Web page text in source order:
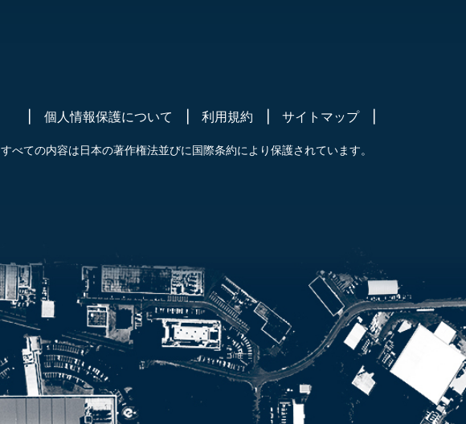
個人情報保護について 利用規約 サイトマップ
すべての内容は日本の著作権法並びに国際条約により保護されています。